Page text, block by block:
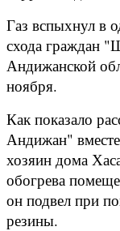
Газ вспыхнул в
схода граждан
Андижанской
ноября.
Как показало
Андижан"
хозяин дома
обогрева
он подвел при
резины.